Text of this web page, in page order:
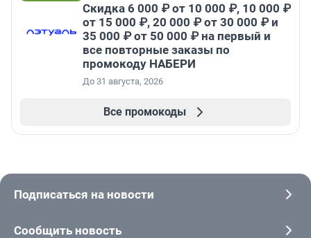
Скидка 6 000 ₽ от 10 000 ₽, 10 000 ₽
от 15 000 ₽, 20 000 ₽ от 30 000 ₽ и
35 000 ₽ от 50 000 ₽ на первый и
все повторные заказы по
промокоду НАБЕРИ
До 31 августа, 2026
Все промокоды
Подписаться на новости
Сообщить новость